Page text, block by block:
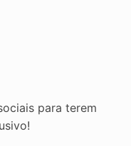
para terem